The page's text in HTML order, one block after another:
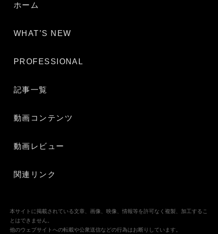
ホーム
WHAT’S NEW
PROFESSIONAL
記事一覧
動画コンテンツ
動画レビュー
関連リンク
本サイトに掲載されている文章、画像、映像、情報等を許可なく複製、加工するこ
とはできません。
他のウェブサイトへの転載や公衆送信などの行為はお断りしています。